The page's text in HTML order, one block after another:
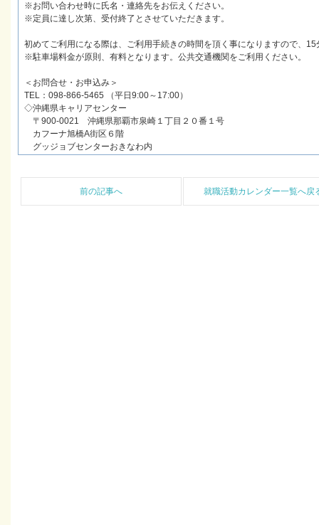
※お問い合わせ時に氏名・連絡先をお伝えください。
※定員に達し次第、受付終了とさせていただきます。
初めてご利用になる際は、ご利用手続きの時間を頂く事になりますので、
※駐車場料金が原則、有料となります。公共交通機関をご利用ください。
＜お問合せ・お申込み＞
TEL：098-866-5465 （平日9:00～17:00）
◇沖縄県キャリアセンター
〒900-0021 沖縄県那覇市泉崎１丁目２０番１号
カフーナ旭橋A街区６階
グッジョブセンターおきなわ内
前の記事へ 就職活動カレンダー一覧へ戻